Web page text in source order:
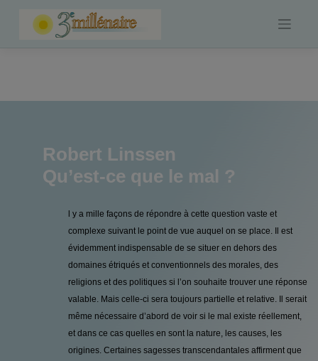
Robert Linssen
Qu’est-ce que le mal ?
l y a mille façons de répondre à cette question vaste et
complexe suivant le point de vue auquel on se place. Il est
évidemment indispensable de se situer en dehors des
domaines étriqués et conventionnels des morales, des
religions et des politiques si l’on souhaite trouver une réponse
valable. Mais celle-ci sera toujours partielle et relative. Il serait
même nécessaire d’abord de voir si le mal existe réellement,
et dans ce cas quelles en sont la nature, les causes, les
origines. Certaines sagesses transcendantales affirment que